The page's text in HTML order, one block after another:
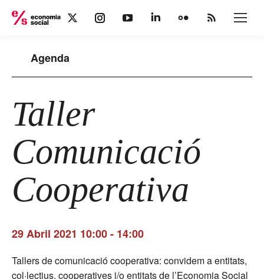
X
window
Instagram
window
YouTube
window
Linkedin
window
Flickr
window
Rss
window
Agenda
Taller
Comunicació
Cooperativa
29 Abril 2021 10:00- 14:00
Tallers de comunicació cooperativa: convidem a entitats,
col·lectius, cooperatives i/o entitats de l’Economia Social